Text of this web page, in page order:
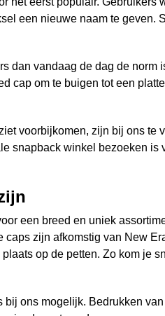
een nieuwe naam te geven.
dan vandaag de dag de
cap om te buigen tot een
voorbijkomen, zijn bij ons te
snapback winkel bezoeken is
een breed en uniek
caps zijn afkomstig van New
op de petten. Zo kom je
ons mogelijk. Bedrukken